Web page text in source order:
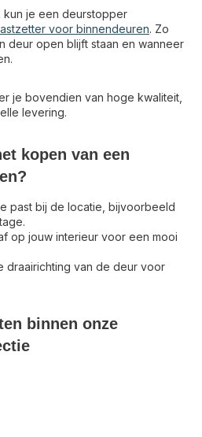
je een deurstopper
voor binnendeuren. Zo
deur open blijft staan en wanneer
je bovendien van hoge kwaliteit,
levering.
kopen van een
past bij de locatie, bijvoorbeeld
op jouw interieur voor een mooi
draairichting van de deur voor
binnen onze